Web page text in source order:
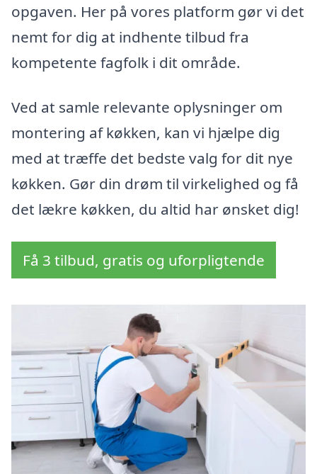
opgaven. Her på vores platform gør vi det
nemt for dig at indhente tilbud fra
kompetente fagfolk i dit område.
Ved at samle relevante oplysninger om
montering af køkken, kan vi hjælpe dig
med at træffe det bedste valg for dit nye
køkken. Gør din drøm til virkelighed og få
det lækre køkken, du altid har ønsket dig!
Få 3 tilbud, gratis og uforpligtende